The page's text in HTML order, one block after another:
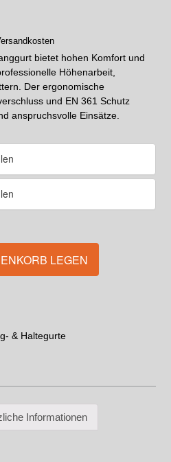
bietet hohen Komfort und
Höhenarbeit,
Der ergonomische
und EN 361 Schutz
anspruchsvolle Einsätze.
LEGEN
& Haltegurte
Informationen